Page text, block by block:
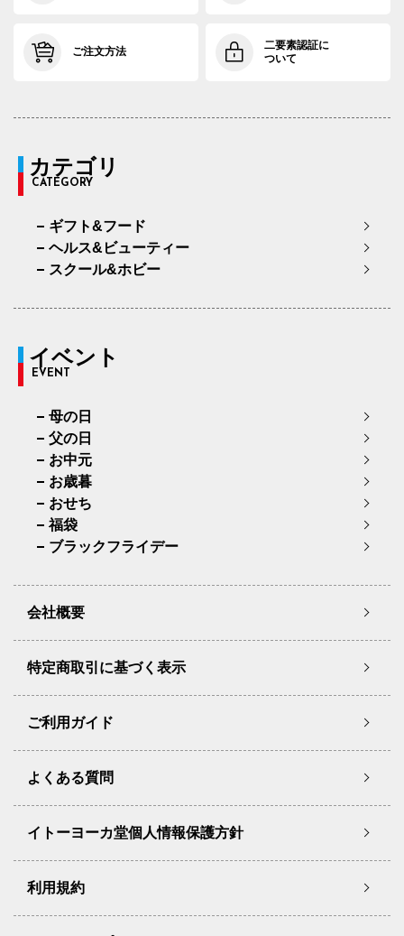
ご注文方法
二要素認証に
ついて
カテゴリ
CATEGORY
ギフト&フード
ヘルス&ビューティー
スクール&ホビー
イベント
EVENT
母の日
父の日
お中元
お歳暮
おせち
福袋
ブラックフライデー
会社概要
特定商取引に基づく表示
ご利用ガイド
よくある質問
イトーヨーカ堂個人情報保護方針
利用規約